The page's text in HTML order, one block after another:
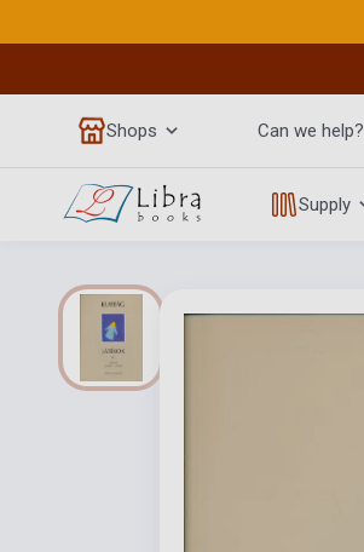
Shops Can we help?
Supply